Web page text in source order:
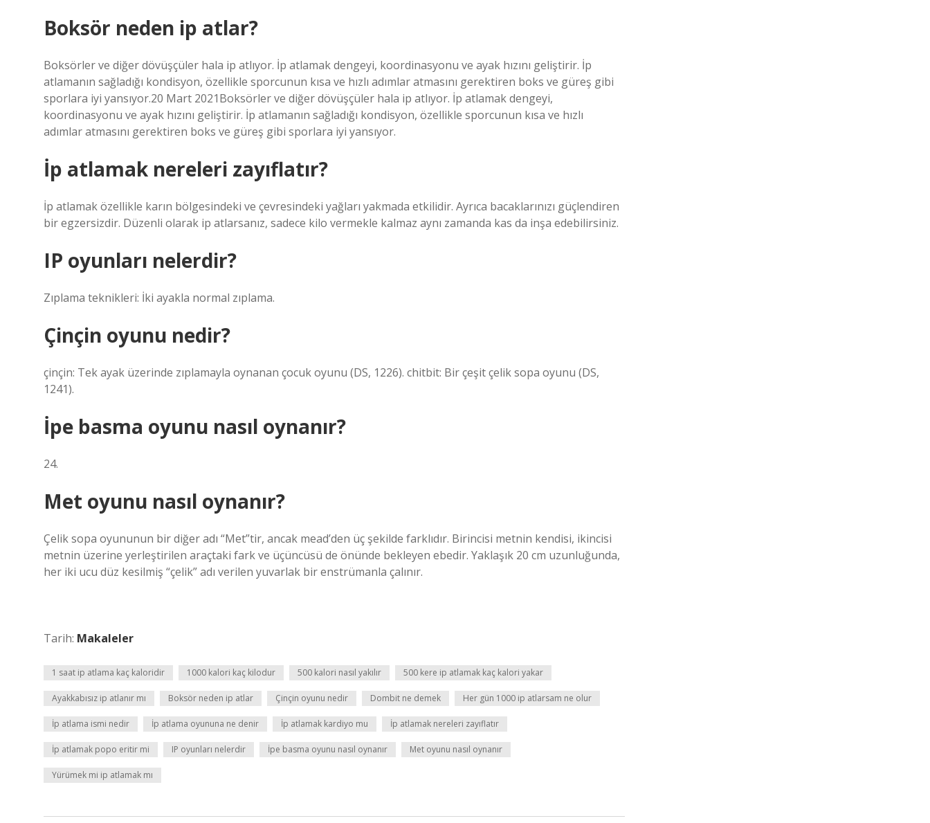
Boksör neden ip atlar?
Boksörler ve diğer dövüşçüler hala ip atlıyor. İp atlamak dengeyi, koordinasyonu ve ayak hızını geliştirir. İp
atlamanın sağladığı kondisyon, özellikle sporcunun kısa ve hızlı adımlar atmasını gerektiren boks ve güreş gibi
sporlara iyi yansıyor.20 Mart 2021Boksörler ve diğer dövüşçüler hala ip atlıyor. İp atlamak dengeyi,
koordinasyonu ve ayak hızını geliştirir. İp atlamanın sağladığı kondisyon, özellikle sporcunun kısa ve hızlı
adımlar atmasını gerektiren boks ve güreş gibi sporlara iyi yansıyor.
İp atlamak nereleri zayıflatır?
İp atlamak özellikle karın bölgesindeki ve çevresindeki yağları yakmada etkilidir. Ayrıca bacaklarınızı güçlendiren
bir egzersizdir. Düzenli olarak ip atlarsanız, sadece kilo vermekle kalmaz aynı zamanda kas da inşa edebilirsiniz.
IP oyunları nelerdir?
Zıplama teknikleri: İki ayakla normal zıplama.
Çinçin oyunu nedir?
çinçin: Tek ayak üzerinde zıplamayla oynanan çocuk oyunu (DS, 1226). chitbit: Bir çeşit çelik sopa oyunu (DS,
1241).
İpe basma oyunu nasıl oynanır?
24.
Met oyunu nasıl oynanır?
Çelik sopa oyununun bir diğer adı “Met”tir, ancak mead’den üç şekilde farklıdır. Birincisi metnin kendisi, ikincisi
metnin üzerine yerleştirilen araçtaki fark ve üçüncüsü de önünde bekleyen ebedir. Yaklaşık 20 cm uzunluğunda,
her iki ucu düz kesilmiş “çelik” adı verilen yuvarlak bir enstrümanla çalınır.
Tarih: Makaleler
1 saat ip atlama kaç kaloridir 1000 kalori kaç kilodur 500 kalori nasıl yakılır 500 kere ip atlamak kaç kalori yakar
Ayakkabısız ip atlanır mı Boksör neden ip atlar Çinçin oyunu nedir Dombit ne demek Her gün 1000 ip atlarsam ne olur
İp atlama ismi nedir İp atlama oyununa ne denir İp atlamak kardiyo mu İp atlamak nereleri zayıflatır
İp atlamak popo eritir mi IP oyunları nelerdir İpe basma oyunu nasıl oynanır Met oyunu nasıl oynanır
Yürümek mi ip atlamak mı